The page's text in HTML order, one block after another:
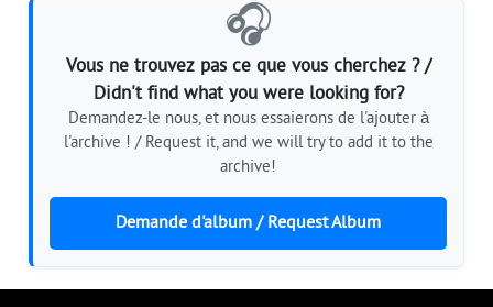
🎧
Vous ne trouvez pas ce que vous cherchez ? /
Didn't find what you were looking for?
Demandez-le nous, et nous essaierons de l'ajouter à
l'archive ! / Request it, and we will try to add it to the
archive!
Demande d'album / Request Album